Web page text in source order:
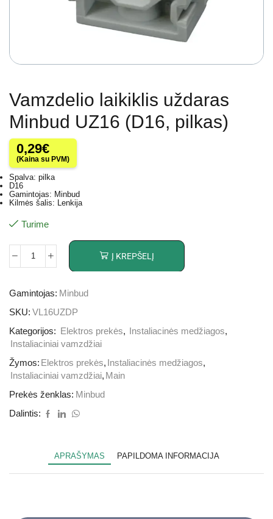
Vamzdelio laikiklis uždaras
Minbud UZ16 (D16, pilkas)
0,29€
(Kaina su PVM)
Spalva: pilka
D16
Gamintojas: Minbud
Kilmės šalis: Lenkija
Turime
Į KREPŠELĮ
Gamintojas: Minbud
SKU: VL16UZDP
Kategorijos:
Elektros prekės, Instaliacinės medžiagos,
Instaliaciniai vamzdžiai
Žymos: Elektros prekės, Instaliacinės medžiagos,
Instaliaciniai vamzdžiai, Main
Prekės ženklas: Minbud
Dalintis:
APRAŠYMAS PAPILDOMA INFORMACIJA